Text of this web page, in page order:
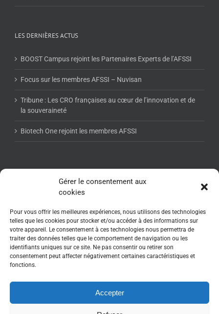
Gérer le consentement aux
cookies
Pour vous offrir les meilleures expériences, nous utilisons des technologies
telles que les cookies pour stocker et/ou accéder à des informations sur
votre appareil. Le consentement à ces technologies nous permettra de
traiter des données telles que le comportement de navigation ou les
identifiants uniques sur ce site. Ne pas consentir ou retirer son
consentement peut affecter négativement certaines caractéristiques et
fonctions.
Accepter
LES DERNIÈRES ACTUS
BOOST Campus rejoint les Partenaires Experts de l’AFSSI
Focus sur les membres AFSSI – Nuvisan
Tribune : Les CRO françaises au cœur de l’innovation et de
la souveraineté
Biotech One rejoint les membres AFSSI
NEWSLETTER AFSSI